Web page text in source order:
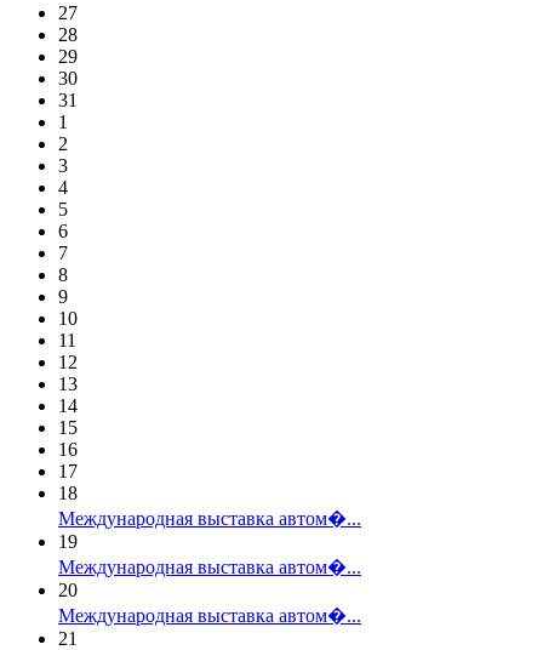
27
28
29
30
31
1
2
3
4
5
6
7
8
9
10
11
12
13
14
15
16
17
18
Международная выставка автом�...
19
Международная выставка автом�...
20
Международная выставка автом�...
21